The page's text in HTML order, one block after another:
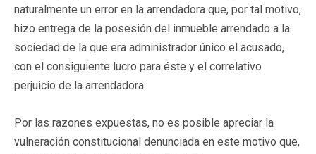
naturalmente un error en la arrendadora que, por tal motivo,
hizo entrega de la posesión del inmueble arrendado a la
sociedad de la que era administrador único el acusado,
con el consiguiente lucro para éste y el correlativo
perjuicio de la arrendadora.
Por las razones expuestas, no es posible apreciar la
vulneración constitucional denunciada en este motivo que,